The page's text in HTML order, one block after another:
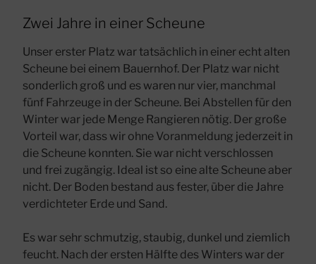
Zwei Jahre in einer Scheune
Unser erster Platz war tatsächlich in einer echt alten
Scheune bei einem Bauernhof. Der Platz war nicht
sonderlich groß und es waren nur vier, manchmal
fünf Fahrzeuge in der Scheune. Bei Abstellen für den
Winter war jede Menge Rangieren nötig. Der große
Vorteil war, dass wir ohne Voranmeldung jederzeit in
die Scheune konnten. Sie war nicht verschlossen
und frei zugängig. Ideal ist so eine alte Scheune aber
nicht. Der Boden bestand aus fester, über die Jahre
verdichteter Erde und Sand.
Es war sehr schmutzig, staubig, dunkel und ziemlich
feucht. Nach der ersten Hälfte des Winters war der